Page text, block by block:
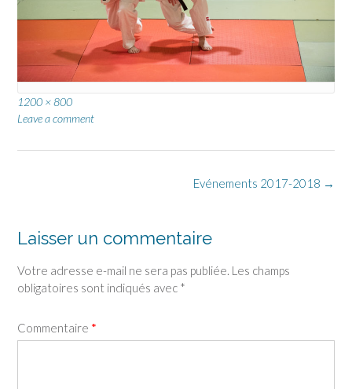
Full
size
1200 × 800
Leave a comment
Evénements 2017-2018 →
Laisser un commentaire
Votre adresse e-mail ne sera pas publiée. Les champs
obligatoires sont indiqués avec *
Commentaire *